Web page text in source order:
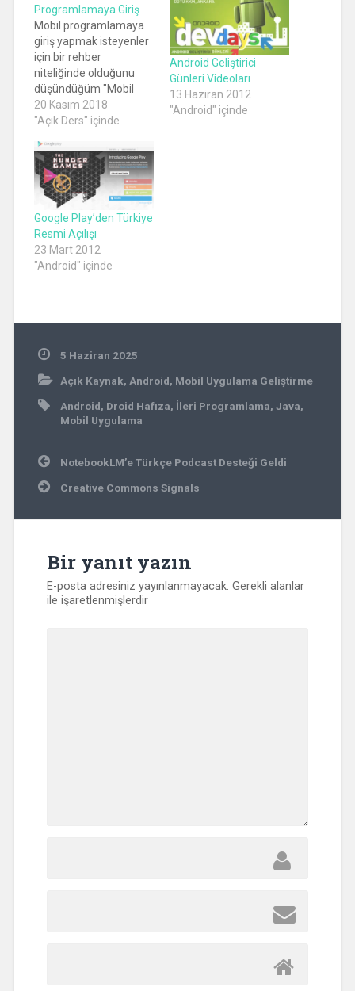
Programlamaya Giriş
Mobil programlamaya
giriş yapmak isteyenler
için bir rehber
niteliğinde olduğunu
düşündüğüm "Mobil
Programlamaya Giriş"
e-Kitabına aşağıdaki
ulaşabilirsiniz. Bu e-
Kitap Creative
Commons Atıf 4.0
Uluslararası Lisansı ile
lisanslanmıştır.
İstenildiği gibi
çoğaltılabilir,
paylaşılabilir, üzerinde
Dokümanlar
ogiris e-Kitap PDF
Kopyası: bit.ly/mobilpro
20 Kasım 2018
"Açık Ders" içinde
Android Geliştirici
Günleri Videoları
13 Haziran 2012
"Android" içinde
Google Play’den Türkiye
Resmi Açılışı
23 Mart 2012
"Android" içinde
5 Haziran 2025
Açık Kaynak, Android, Mobil Uygulama Geliştirme
Android, Droid Hafıza, İleri Programlama, Java,
Mobil Uygulama
Yazı
gezinmesi
NotebookLM’e Türkçe Podcast Desteği Geldi
Creative Commons Signals
Bir yanıt yazın
E-posta adresiniz yayınlanmayacak. Gerekli alanlar
ile işaretlenmişlerdir